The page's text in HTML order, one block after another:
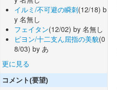
イルミ/不可避の瞬刺(12/18) b
y 名無し
フェイタン(12/02) by 名無し
ピヨン/十二支ん屈指の美貌(0
8/03) by あ
更に見る
コメント(要望)